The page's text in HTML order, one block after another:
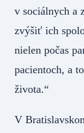
v sociálnych a
zvýšiť ich
nielen počas
pacientoch, a
života.“
V